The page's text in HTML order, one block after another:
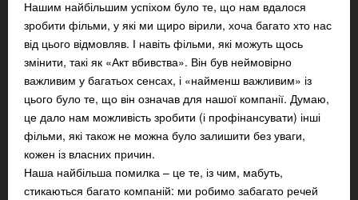
Нашим найбільшим успіхом було те, що нам вдалося
зробити фільми, у які ми щиро вірили, хоча багато хто нас
від цього відмовляв. І навіть фільми, які можуть щось
змінити, такі як «Акт вбивства». Він був неймовірно
важливим у багатьох сенсах, і «найменш важливим» із
цього було те, що він означав для нашої компанії. Думаю,
це дало нам можливість зробити (і профінансувати) інші
фільми, які також не можна було залишити без уваги,
кожен із власних причин.
Наша найбільша помилка – це те, із чим, мабуть,
стикаються багато компаній: ми робимо забагато речей